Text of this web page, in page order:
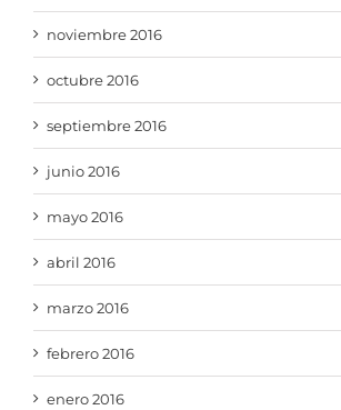
noviembre 2016
octubre 2016
septiembre 2016
junio 2016
mayo 2016
abril 2016
marzo 2016
febrero 2016
enero 2016